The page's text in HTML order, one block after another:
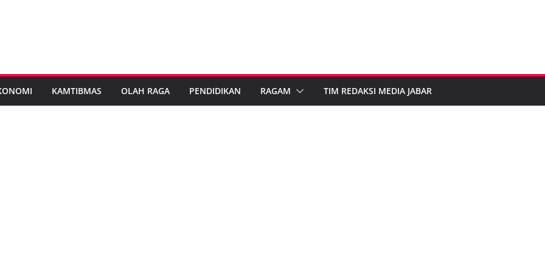
KAMTIBMAS OLAH RAGA PENDIDIKAN RAGAM TIM REDAKSI MEDIA JABAR